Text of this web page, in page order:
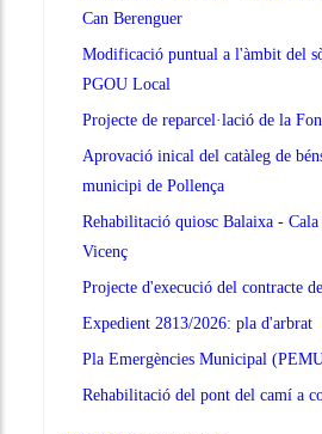
Can Berenguer
Modificació puntual a l'àmbit del
PGOU Local
Projecte de reparcel·lació de la
Aprovació inical del catàleg de
municipi de Pollença
Rehabilitació quiosc Balaixa - Cala
Vicenç
Projecte d'execució del contracte
Expedient 2813/2026: pla d'arbrat
Pla Emergències Municipal
Rehabilitació del pont del camí a